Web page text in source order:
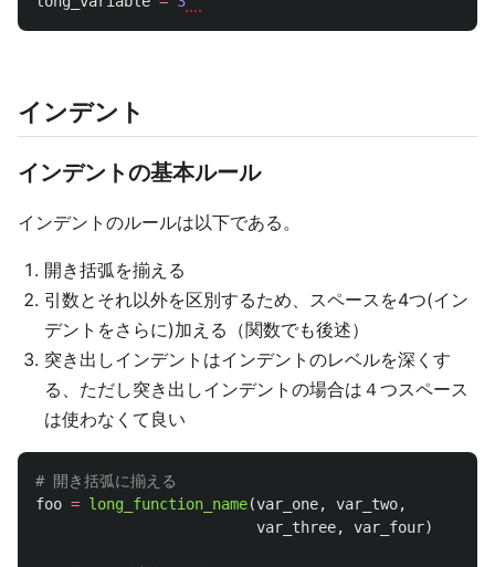
インデント
インデントの基本ルール
インデントのルールは以下である。
開き括弧を揃える
引数とそれ以外を区別するため、スペースを4つ(イン
デントをさらに)加える（関数でも後述）
突き出しインデントはインデントのレベルを深くす
る、ただし突き出しインデントの場合は４つスペース
は使わなくて良い
foo = long_function_name(var_one, var_two,
var_three, var_four)